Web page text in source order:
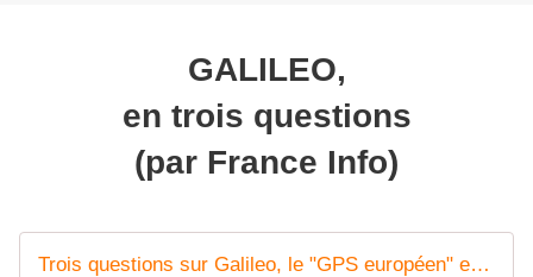
GALILEO,
en trois questions
(par France Info)
Trois questions sur Galileo, le "GPS européen" enfin opérationnel